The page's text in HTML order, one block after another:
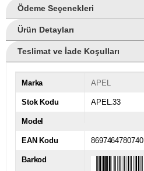
Ödeme Seçenekleri
Ürün Detayları
Teslimat ve İade Koşulları
Marka APEL
Stok Kodu APEL.33
Model
EAN Kodu 8697464780740
Barkod